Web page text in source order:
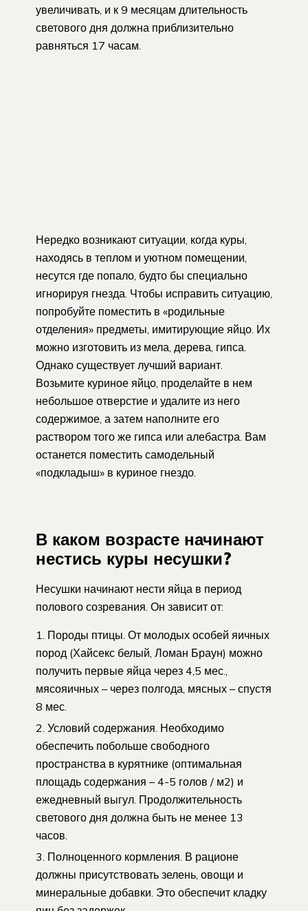
увеличивать, и к 9 месяцам длительность
светового дня должна приблизительно
равняться 17 часам.
Нередко возникают ситуации, когда куры,
находясь в теплом и уютном помещении,
несутся где попало, будто бы специально
игнорируя гнезда. Чтобы исправить ситуацию,
попробуйте поместить в «родильные
отделения» предметы, имитирующие яйцо. Их
можно изготовить из мела, дерева, гипса.
Однако существует лучший вариант.
Возьмите куриное яйцо, проделайте в нем
небольшое отверстие и удалите из него
содержимое, а затем наполните его
раствором того же гипса или алебастра. Вам
останется поместить самодельный
«подкладыш» в куриное гнездо.
В каком возрасте начинают
нестись куры несушки?
Несушки начинают нести яйца в период
полового созревания. Он зависит от:
Породы птицы. От молодых особей яичных
пород (Хайсекс белый, Ломан Браун) можно
получить первые яйца через 4,5 мес.,
мясояичных – через полгода, мясных – спустя
8 мес.
Условий содержания. Необходимо
обеспечить побольше свободного
пространства в курятнике (оптимальная
площадь содержания – 4-5 голов / м2) и
ежедневный выгул. Продолжительность
светового дня должна быть не менее 13
часов.
Полноценного кормления. В рационе
должны присутствовать зелень, овощи и
минеральные добавки. Это обеспечит кладку